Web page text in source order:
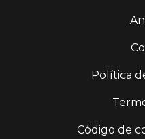
Política
Código de